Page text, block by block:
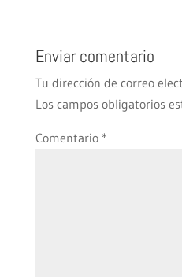
Enviar comentario
Tu dirección de correo
Los campos obligatorios
Comentario *